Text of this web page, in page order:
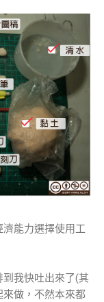
能力選擇使用工
我快吐出來了(其
做，不然本來都